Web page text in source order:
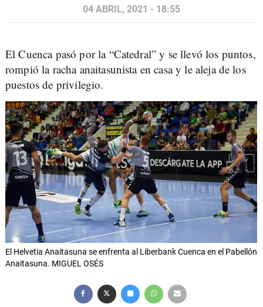
04 ABRIL, 2021 - 18:55
El Cuenca pasó por la “Catedral” y se llevó los puntos,
rompió la racha anaitasunista en casa y le aleja de los
puestos de privilegio.
El Helvetia Anaitasuna se enfrenta al Liberbank Cuenca en el Pabellón
Anaitasuna. MIGUEL OSÉS